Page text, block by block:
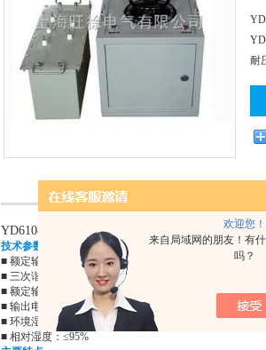
欢迎您！
来自局域网的朋友！有
吗？
耐
YD6108三倍频电压发生器
技术参数
■ 额定输入容量：3kVA、5 kVA、10 kVA、20 kVA、30
■ 三次谐调比：50-55%
■ 额定输入电压：AC：380V、50Hz
■ 输出电压：250V，交流150Hz
■ 环境湿度：-10℃～40℃
■ 相对湿度：≤95%